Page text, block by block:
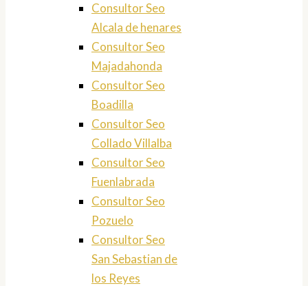
Consultor Seo
Alcala de henares
Consultor Seo
Majadahonda
Consultor Seo
Boadilla
Consultor Seo
Collado Villalba
Consultor Seo
Fuenlabrada
Consultor Seo
Pozuelo
Consultor Seo
San Sebastian de
los Reyes